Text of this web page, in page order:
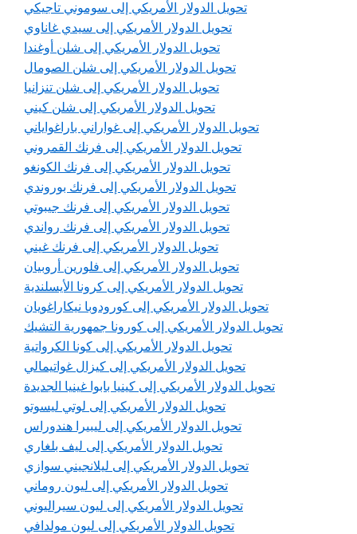
تحويل الدولار الأمريكي إلى سوموني تاجيكي
تحويل الدولار الأمريكي إلى سيدي غاناوي
تحويل الدولار الأمريكي إلى شلن أوغندا
تحويل الدولار الأمريكي إلى شلن الصومال
تحويل الدولار الأمريكي إلى شلن تنزانيا
تحويل الدولار الأمريكي إلى شلن كيني
تحويل الدولار الأمريكي إلى غواراني باراغواياني
تحويل الدولار الأمريكي إلى فرنك القمروني
تحويل الدولار الأمريكي إلى فرنك الكونغو
تحويل الدولار الأمريكي إلى فرنك بوروندي
تحويل الدولار الأمريكي إلى فرنك جيبوتي
تحويل الدولار الأمريكي إلى فرنك رواندي
تحويل الدولار الأمريكي إلى فرنك غيني
تحويل الدولار الأمريكي إلى فلورين أروبيان
تحويل الدولار الأمريكي إلى كرونا الأيسلندية
تحويل الدولار الأمريكي إلى كورودوبا نيكاراغويان
تحويل الدولار الأمريكي إلى كورونا جمهورية التشيك
تحويل الدولار الأمريكي إلى كونا الكرواتية
تحويل الدولار الأمريكي إلى كيزال غواتيمالي
تحويل الدولار الأمريكي إلى كينيا بابوا غينيا الجديدة
تحويل الدولار الأمريكي إلى لوتي ليسوتو
تحويل الدولار الأمريكي إلى ليبيرا هندوراس
تحويل الدولار الأمريكي إلى ليف بلغاري
تحويل الدولار الأمريكي إلى ليلانجيني سوازي
تحويل الدولار الأمريكي إلى ليون روماني
تحويل الدولار الأمريكي إلى ليون سيراليوني
تحويل الدولار الأمريكي إلى ليون مولدافي